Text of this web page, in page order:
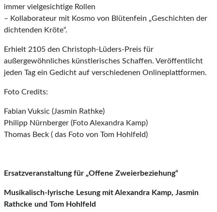
immer vielgesichtige Rollen
– Kollaborateur mit Kosmo von Blütenfein „Geschichten der
dichtenden Kröte“.
Erhielt 2105 den Christoph-Lüders-Preis für
außergewöhnliches künstlerisches Schaffen. Veröffentlicht
jeden Tag ein Gedicht auf verschiedenen Onlineplattformen.
Foto Credits:
Fabian Vuksic (Jasmin Rathke)
Philipp Nürnberger (Foto Alexandra Kamp)
Thomas Beck ( das Foto von Tom Hohlfeld)
Ersatzveranstaltung für „Offene Zweierbeziehung“
Musikalisch-lyrische Lesung mit Alexandra Kamp, Jasmin
Rathcke und Tom Hohlfeld